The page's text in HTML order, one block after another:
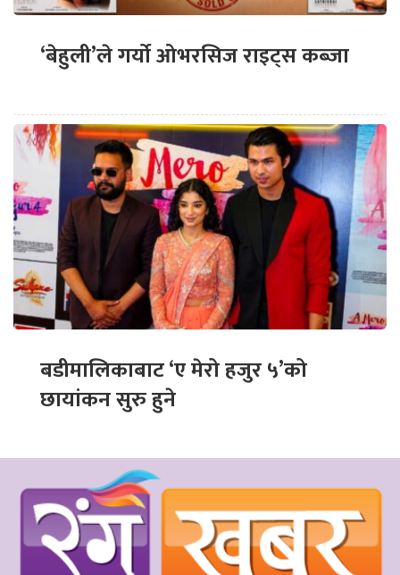
‘बेहुली’ले गर्यो ओभरसिज राइट्स कब्जा
बडीमालिकाबाट ‘ए मेरो हजुर ५’को
छायांकन सुरु हुने